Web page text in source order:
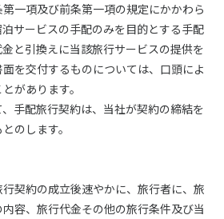
一項及び前条第一項の規定にかかわら
サービスの手配のみを目的とする手配
と引換えに当該旅行サービスの提供を
を交付するものについては、口頭によ
があります。
手配旅行契約は、当社が契約の締結を
のします。
契約の成立後速やかに、旅行者に、旅
容、旅行代金その他の旅行条件及び当